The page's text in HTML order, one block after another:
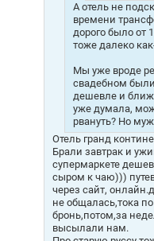
А отель не
времени
дорого было от
тоже далеко
Мы уже вроде
свадебном
дешевле и
уже думала,
рвануть? Но
Отель гранд
Брали завтрак и
супермаркете
сыром к чаю)))
через сайт,
не общалась,тока
бронь,потом,за
высылали нам.